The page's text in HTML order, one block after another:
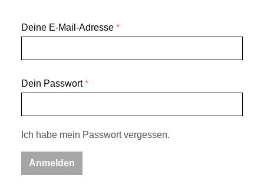
Deine E-Mail-Adresse *
Dein Passwort*
Ich habe mein Passwort vergessen.
Anmelden